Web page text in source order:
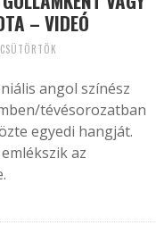
– VIDEÓ
angol színész
tévésorozatban
egyedi hangját.
az